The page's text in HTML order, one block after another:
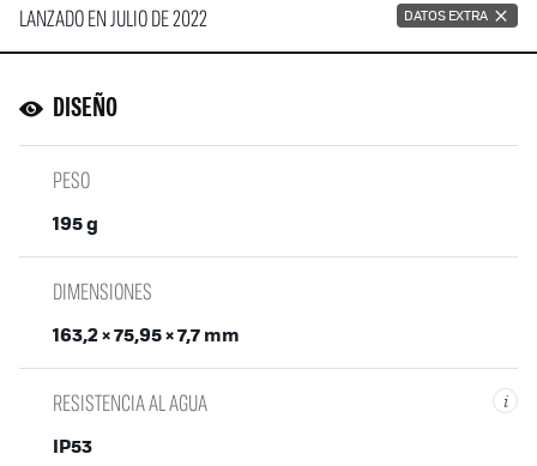
LANZADO EN JULIO DE 2022 DATOS EXTRA
DISEÑO
PESO
195 g
DIMENSIONES
163,2 × 75,95 × 7,7 mm
i
RESISTENCIA AL AGUA
IP53